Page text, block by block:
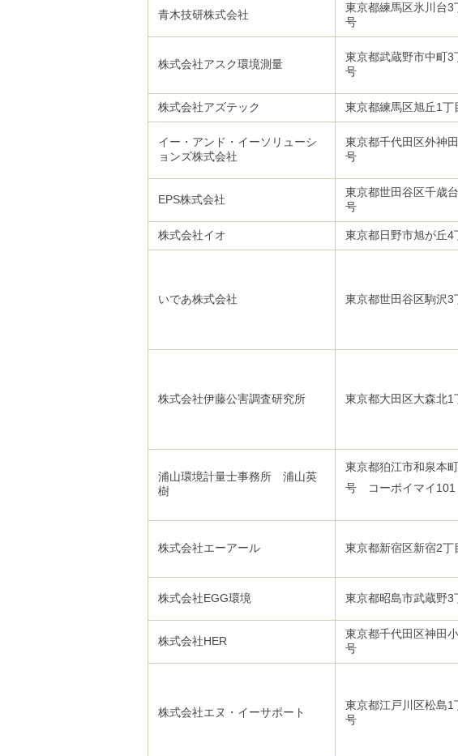
青木技研株式会社
東京都練馬区氷川台3
号
株式会社アスク環境測量
東京都武蔵野市中町3
号
株式会社アズテック 東京都練馬区旭丘1
イー・アンド・イーソリューシ
ョンズ株式会社
東京都千代田区外神
号
EPS株式会社
東京都世田谷区千歳
号
株式会社イオ 東京都日野市旭が丘4
いであ株式会社 東京都世田谷区駒沢
株式会社伊藤公害調査研究所 東京都大田区大森北
浦山環境計量士事務所 浦山英
樹
東京都狛江市和泉本
号 コーポイマイ
株式会社エーアール 東京都新宿区新宿2丁
株式会社EGG環境 東京都昭島市武蔵野
株式会社HER
東京都千代田区神田
号
株式会社エヌ・イーサポート
東京都江戸川区松島1
号